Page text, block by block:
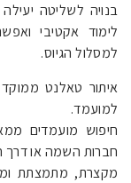
בנויה לשליטה
לימוד אקטיבי
למסלול הגיוס.
למועמד.
חיפוש מועמדים
חברות השמה או דרך
מקצרת, מתמצתת